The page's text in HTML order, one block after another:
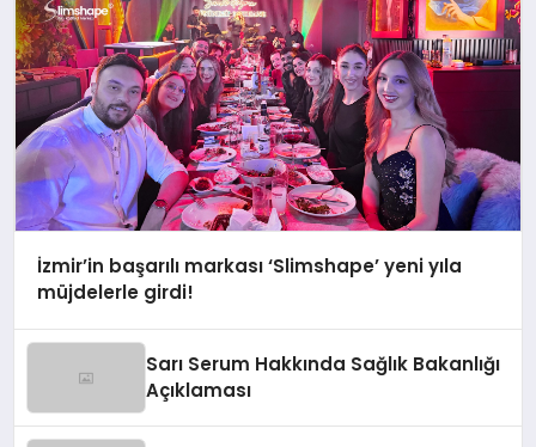
İzmir’in başarılı markası ‘Slimshape’ yeni yıla
müjdelerle girdi!
Sarı Serum Hakkında Sağlık Bakanlığı
Açıklaması